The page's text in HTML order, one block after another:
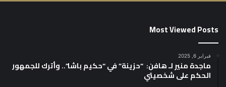
Most Viewed Posts
فبراير 6, 2025
ماجدة منير لـ هافن: “حزينة” في “حكيم باشا”.. وأترك للجمهور
الحكم على شخصيتي